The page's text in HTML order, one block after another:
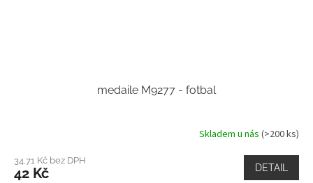
medaile M9277 - fotbal
Skladem u nás (>200 ks)
34,71 Kč bez DPH
42 Kč DETAIL